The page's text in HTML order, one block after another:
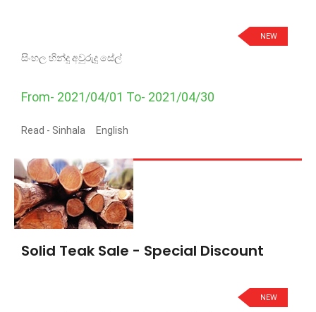
NEW
සිංහල හින්දු අවුරුදු සේල්
From- 2021/04/01 To- 2021/04/30
Read - Sinhala English
Solid Teak Sale - Special Discount
NEW